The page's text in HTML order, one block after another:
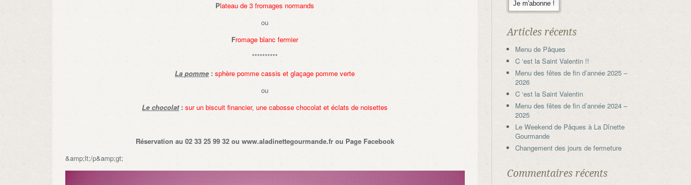
Plateau de 3 fromages normands
ou
Fromage blanc fermier
**********
La pomme : sphère pomme cassis et glaçage pomme verte
ou
Le chocolat: sur un biscuit financier, une cabosse chocolat et éclats de noisettes
Réservation au 02 33 25 99 32 ou www.aladinettegourmande.fr ou Page Facebook
&amp;lt;/p&amp;gt;
Articles récents
Menu de Pâques
C ‘est la Saint Valentin !!
Menu des fêtes de fin d’année 2025 –
2026
C ‘est la Saint Valentin
Menu des fêtes de fin d’année 2024 –
2025
Le Weekend de Pâques à La Dînette
Gourmande
Changement des jours de fermeture
Commentaires récents